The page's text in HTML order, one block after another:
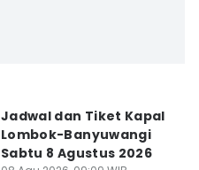
Jadwal dan Tiket Kapal
Lombok-Banyuwangi
Sabtu 8 Agustus 2026